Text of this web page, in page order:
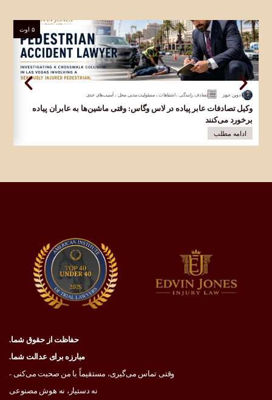
۵ اوت
ادوین جونز تصادف رانندگی ،اشتباهات،مسئولیت مدنی محل ، آسیب‌های جدی
وکیل تصادفات عابر پیاده در لاس وگاس: وقتی ماشین‌ها به عابران پیاده
برخورد می‌کنند
ادامه مطلب
حفاظت از حقوق شما.
مبارزه برای عدالت شما.
وقتی تماس می‌گیری، مستقیماً با من صحبت می‌کنی -
نه دستیار، نه هوش مصنوعی